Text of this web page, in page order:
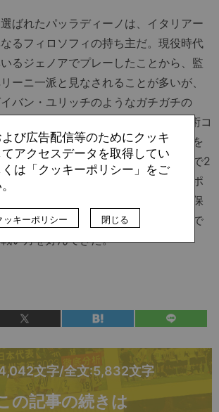
ばれたパッラディーノは、イタリアー
るフィロソフィの持ち主だ。現役時代
るジェノアでプレーしたことから、監
ーニ一派と見なされることが多いが、
バン・ユリッチのようなガチガチの
者とは異なり、特定のシステムや戦術コ
くよりも、擁する選手の特性、個性を
構想する傾向が強い。昨シーズンまで2
では、ボール保持時に攻め急がずにポ
ることで試合をコントロールし、非保
ブに振る舞うよりも低めのブロックで
い方を好んできた。
文字/全文:5,832文字
の記事の続きは
び広告配信等のためにクッキ
アクセスデータを取得してい
くは「クッキーポリシー」をご
ッキーポリシー 閉じる